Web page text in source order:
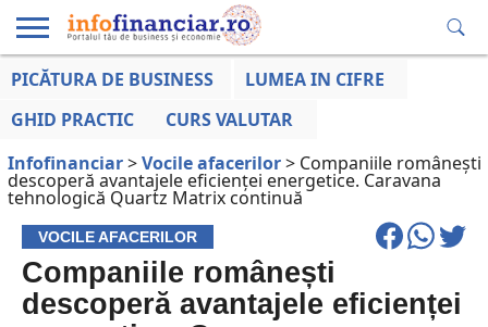
EDUCAȚIE
LA ZI
AFACERILOR
PICĂTURA DE BUSINESS
LUMEA IN CIFRE
GHID PRACTIC
CURS VALUTAR
Infofinanciar>Vocile afacerilor> Companiile românești
descoperă avantajele eficienței energetice. Caravana
tehnologică Quartz Matrix continuă
VOCILE AFACERILOR
Companiile românești
descoperă avantajele eficienței